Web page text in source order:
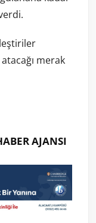
merak
AJANSI